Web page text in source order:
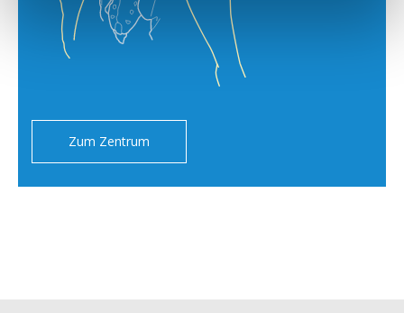
Zum Zentrum